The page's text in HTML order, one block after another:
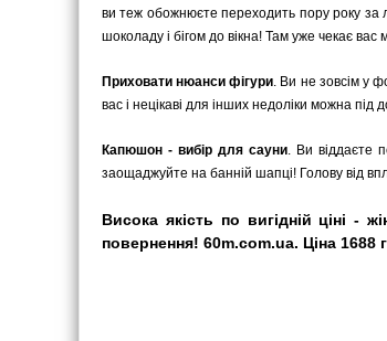
ви теж обожнюєте переходить пору року за
шоколаду і бігом до вікна! Там уже чекає вас
Приховати нюанси фігури. Ви не зовсім у
вас і нецікаві для інших недоліки можна
Капюшон - вибір для сауни. Ви віддаєте
заощаджуйте на банній шапці! Голову від
Висока якість по вигідній ціні -
повернення! 60m.com.ua. Ціна 1688